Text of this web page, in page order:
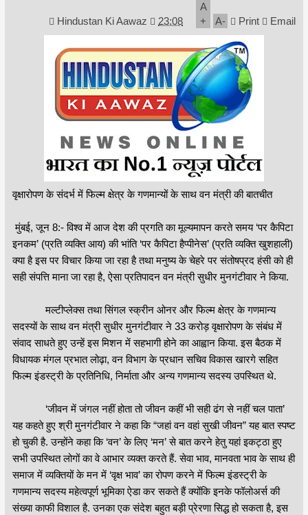
Hindustan Ki Aawaz 23:08
A
+
A- Print Email
वृक्षारोपण के संदर्भ में फिल्म क्षेत्र के गणमान्यों के साथ वन मंत्री की बातचीत
मुंबई, जून 8:- विश्व में आज देश की प्रगति का मूल्यमापन करते समय ‘पर कैपिटा
इनकम’ (प्रति व्यक्ति आय) की भांति ‘पर कैपिटा हैप्पीनेस’ (प्रति व्यक्ति खुशहाली)
क्या है इस पर विचार किया जा रहा है तथा मनुष्य के चेहरे पर संतोषप्रद हंसी को ही
सही संपत्ति माना जा रहा है, ऐसा प्रतिपादन वन मंत्री सुधीर मुनगंटीवार ने किया.
मल्टीप्लेक्स तथा सिंगल स्क्रीन ओनर और फिल्म क्षेत्र के गणमान्य
सदस्यों के साथ वन मंत्री सुधीर मुनगंटीवार ने 33 करोड़ वृक्षारोपण के संबंध में
संवाद साधते हुए उन्हें इस मिशन में सहभागी होने का आह्वान किया. इस बैठक में
विधायक मंगल प्रभात लोढ़ा, वन विभाग के प्रधान सचिव विकास खारगे सहित
फिल्म इंडस्ट्री के प्रतिनिधि, निर्माता और अन्य गणमान्य सदस्य उपस्थित थे.
‘जीवन में जंगल नहीं होता तो जीवन कहीं भी सही ढंग से नहीं चल पाता’
यह कहते हुए श्री मुनगंटीवार ने कहा कि “जहां वन वहां सुखी जीवन” यह बात स्पष्ट
हो चुकी है. उन्होंने कहा कि ‘वन’ के लिए ‘मन’ से बात करने हेतु यहां इकट्ठा हुए
सभी उपस्थित लोगों का वे आभार व्यक्त करते हैं. सेवा भाव, मानवता भाव के साथ ही
समाज में व्यक्तियों के मन में ‘वृक्ष भाव’ का रोपण करने में फिल्म इंडस्ट्री के
गणमान्य सदस्य महेत्वपूर्ण भूमिका ऐडा कर सकते हैं क्योंकि इनके फॉलोअर्स की
संख्या काफी विशाल है. उनका एक संदेश बहुत बड़ी प्रेरणा सिद्ध हो सकता है, इस